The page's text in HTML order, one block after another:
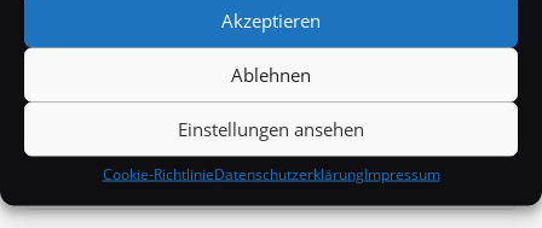
Akzeptieren
Ablehnen
Einstellungen ansehen
Cookie-RichtlinieDatenschutzerklärungImpressum
vergessen, die aber gar nicht so…
Undokumentierte
Änderungen
Schlund-
Mount
Via
Quest